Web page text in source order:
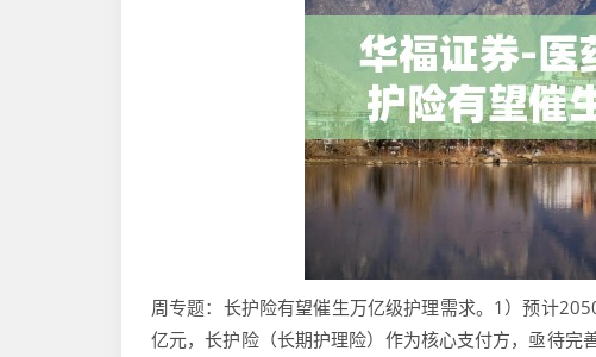
周专题：长护险有望催生万亿级护理需求。1）预计
亿元，长护险（长期护理险）作为核心支付方，亟待